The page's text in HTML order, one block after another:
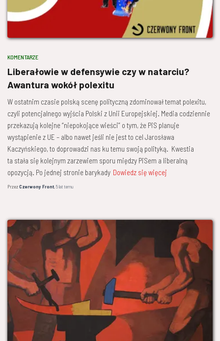
KOMENTARZE
Liberałowie w defensywie czy w natarciu?
Awantura wokół polexitu
W ostatnim czasie polską scenę polityczną zdominował temat polexitu,
czyli potencjalnego wyjścia Polski z Unii Europejskiej. Media codziennie
przekazują kolejne “niepokojące wieści” o tym, że PiS planuje
wystąpienie z UE – albo nawet jeśli nie jest to cel Jarosława
Kaczyńskiego, to doprowadzi nas ku temu swoją polityką. Kwestia
ta stała się kolejnym zarzewiem sporu między PiSem a liberalną
opozycją. Po jednej stronie barykady Dowiedz się więcej
PrzezCzerwony Front,5 lattemu